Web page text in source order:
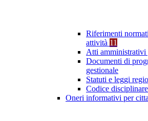
Riferimenti
attività 11
Atti amministrativi
Documenti di
gestionale
Statuti e leggi
Codice
Oneri informativi per